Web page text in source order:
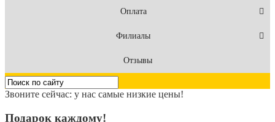
Оплата
Филиалы
Отзывы
Звоните сейчас: у нас самые низкие цены!
Подарок каждому!